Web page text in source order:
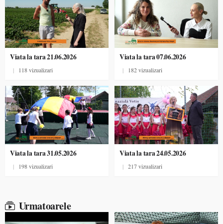
Viata la tara 21.06.2026
| 118 vizualizari
Viata la tara 07.06.2026
| 182 vizualizari
Viata la tara 31.05.2026
| 198 vizualizari
Viata la tara 24.05.2026
| 217 vizualizari
Urmatoarele